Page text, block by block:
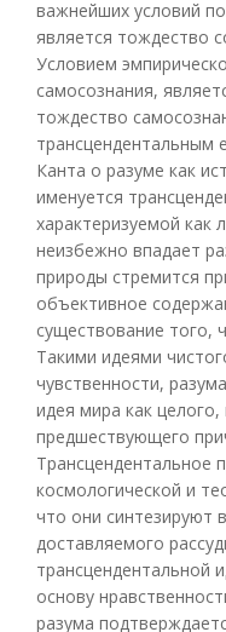
важнейших условий
является тождество
Условием
самосознания,
тождество
трансцендентальным
Канта о разуме как
именуется
характеризуемой как
неизбежно впадает
природы стремится
объективное
существование того,
Такими идеями
чувственности,
идея мира как
предшествующего
Трансцендентальное
космологической и
что они синтезируют
доставляемого
трансцендентальной
основу
разума